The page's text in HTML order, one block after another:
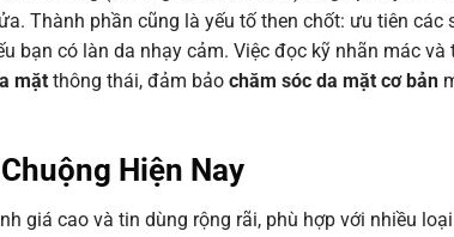
Thành phần cũng là yếu tố then chốt: ưu tiên các
bạn có làn da nhạy cảm. Việc đọc kỹ nhãn mác và
mặt thông thái, đảm bảo chăm sóc da mặt cơ bản
Hiện Nay
giá cao và tin dùng rộng rãi, phù hợp với nhiều